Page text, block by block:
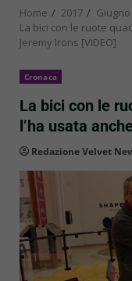
Home 2017 Giugno
La bici con le ruote
Jeremy Irons [VIDEO]
Cronaca
La bici con le
l’ha usata
Redazione Velvet